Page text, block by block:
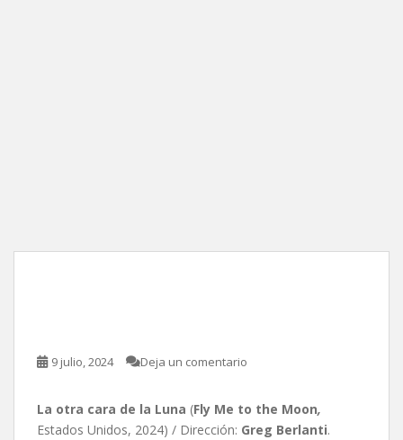
9 julio, 2024 Deja un comentario
La otra cara de la Luna (Fly Me to the Moon,
Estados Unidos, 2024) / Dirección: Greg Berlanti.